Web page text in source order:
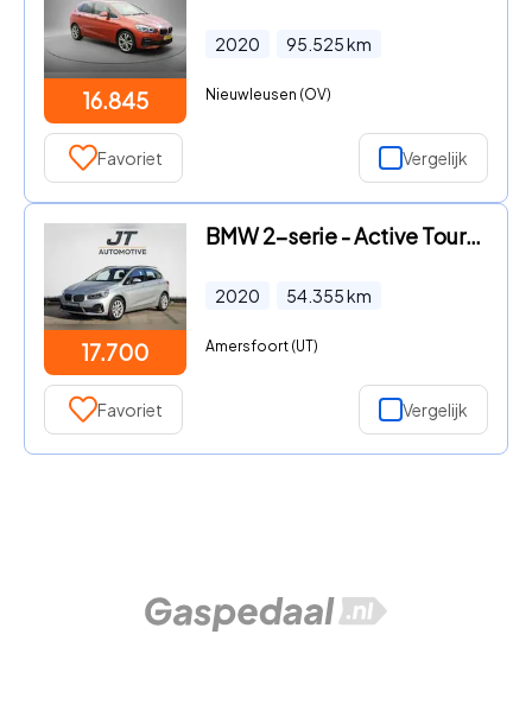
16.845
2020 95.525km
Nieuwleusen (OV)
Favoriet Vergelijk
17.700
BMW 2-serie - Active Tourer 225xe iPerformance Stoelverw
2020 54.355km
Amersfoort (UT)
Favoriet Vergelijk